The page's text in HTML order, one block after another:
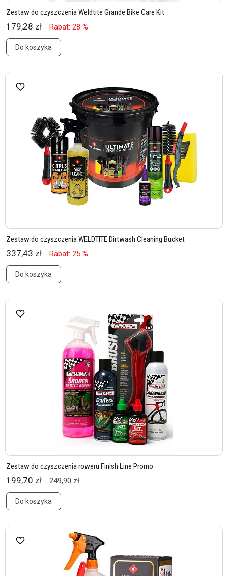
Zestaw do czyszczenia Weldtite Grande Bike Care Kit
179,28 zł Rabat: 28 %
Do koszyka
Zestaw do czyszczenia WELDTITE Dirtwash Cleaning Bucket
337,43 zł Rabat: 25 %
Do koszyka
Zestaw do czyszczenia roweru Finish Line Promo
199,70 zł 249,90 zł
Do koszyka